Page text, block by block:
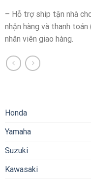
– Hỗ trợ ship tận nhà
nhận hàng và thanh
nhân viên giao hàng.
Honda
Yamaha
Suzuki
Kawasaki